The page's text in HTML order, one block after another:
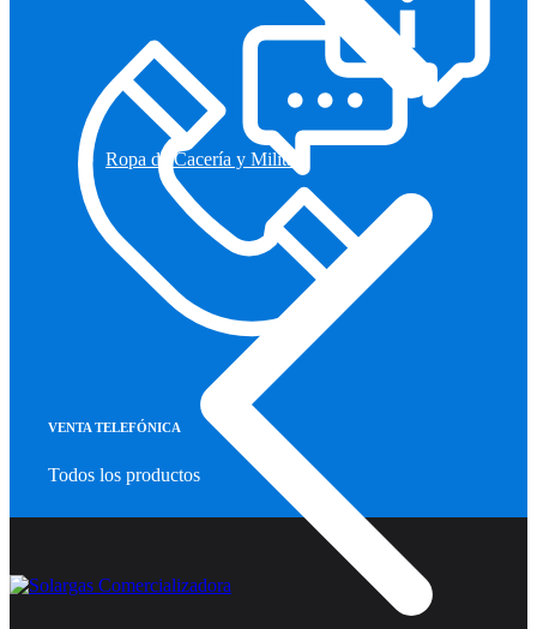
Ropa de Cacería y Militar
VENTA TELEFÓNICA
Todos los productos